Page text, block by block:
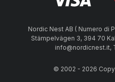
Nordic Nest AB ( Numero di
Stämpelvägen 3, 394 70
info@nordicnest.it,
© 2002 - 2026